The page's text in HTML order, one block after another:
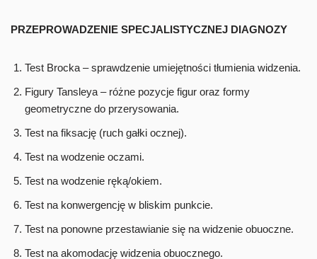
PRZEPROWADZENIE SPECJALISTYCZNEJ DIAGNOZY
Test Brocka – sprawdzenie umiejętności tłumienia widzenia.
Figury Tansleya – różne pozycje figur oraz formy
geometryczne do przerysowania.
Test na fiksację (ruch gałki ocznej).
Test na wodzenie oczami.
Test na wodzenie ręką/okiem.
Test na konwergencję w bliskim punkcie.
Test na ponowne przestawianie się na widzenie obuoczne.
Test na akomodację widzenia obuocznego.